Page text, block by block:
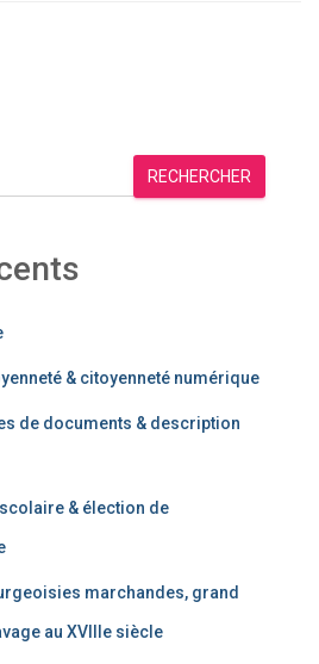
RECHERCHER
& citoyenneté numérique
de documents & description
& élection de
marchandes, grand
au XVIIIe siècle